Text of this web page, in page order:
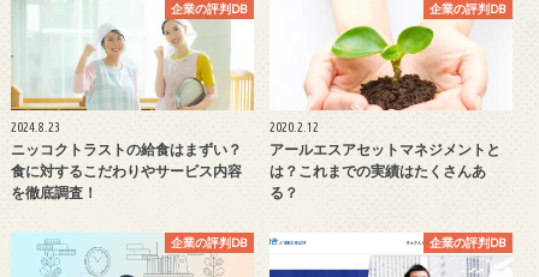
企業の評判DB
2024.8.23
ニッコクトラストの給食はまずい？
食に対するこだわりやサービス内容
を徹底調査！
企業の評判DB
2020.2.12
アールエスアセットマネジメントと
は？これまでの実績はたくさんあ
る？
企業の評判DB 企業の評判DB